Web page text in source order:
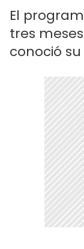
El
tres
conoció